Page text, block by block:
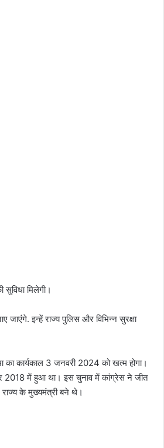
सुविधा मिलेगी।
जाएंगे. इन्हें राज्य पुलिस और विभिन्न सुरक्षा
का कार्यकाल 3 जनवरी 2024 को खत्म होगा।
2018 में हुआ था। इस चुनाव में कांग्रेस ने जीत
के मुख्यमंत्री बने थे।